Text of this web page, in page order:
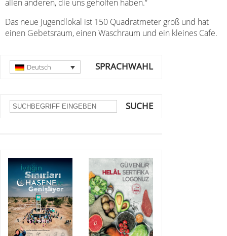
allen anderen, die uns geholfen haben.“
Das neue Jugendlokal ist 150 Quadratmeter groß und hat
einen Gebetsraum, einen Waschraum und ein kleines Cafe.
SPRACHWAHL
Deutsch
SUCHE